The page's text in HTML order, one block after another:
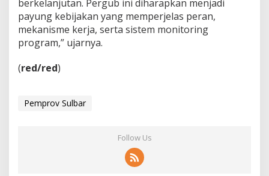
berkelanjutan. Pergub ini diharapkan menjadi
payung kebijakan yang memperjelas peran,
mekanisme kerja, serta sistem monitoring
program,” ujarnya.
(red/red)
Pemprov Sulbar
Follow Us